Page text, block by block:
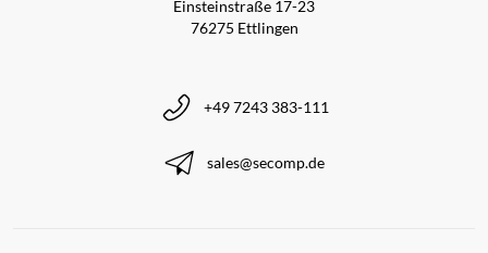
Einsteinstraße 17-23
76275 Ettlingen
+49 7243 383-111
sales@secomp.de